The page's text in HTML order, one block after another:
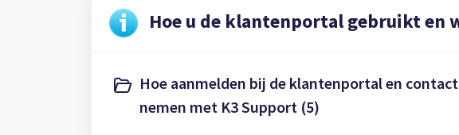
Hoe u de klantenportal gebruikt en
Hoe aanmelden bij de klantenportal en
nemen met K3 Support (5)